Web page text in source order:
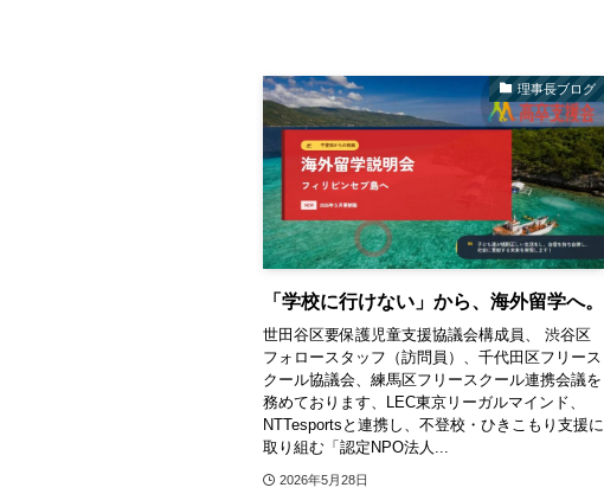
理事長ブログ
「学校に行けない」から、海外留学へ。
世田谷区要保護児童支援協議会構成員、 渋谷区
フォロースタッフ（訪問員）、千代田区フリース
クール協議会、練馬区フリースクール連携会議を
務めております、LEC東京リーガルマインド、
NTTesportsと連携し、不登校・ひきこもり支援に
取り組む「認定NPO法人...
2026年5月28日